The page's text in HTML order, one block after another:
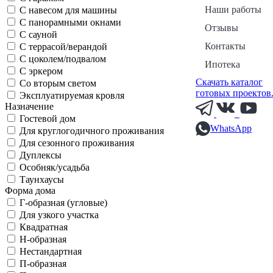
Наши работы
Отзывы
Контакты
Ипотека
Скачать каталог
готовых
WhatsApp
С навесом для машины
С панорамными окнами
С сауной
С террасой/верандой
С цоколем/подвалом
С эркером
Со вторым светом
Эксплуатируемая кровля
Назначение
Гостевой дом
Для круглогодичного проживания
Для сезонного проживания
Дуплексы
Особняк/усадьба
Таунхаусы
Форма дома
Г-образная (угловые)
Для узкого участка
Квадратная
Н-образная
Нестандартная
П-образная